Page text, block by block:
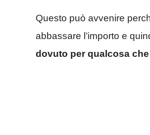
Questo può avvenire
abbassare l’importo e
dovuto per qualcosa